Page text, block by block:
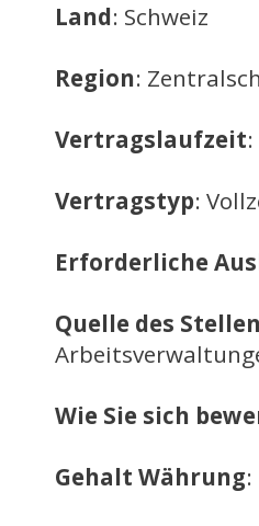
Land: Schweiz
Region:
Vertragslaufzeit
Vertragstyp:
Erforderliche
Quelle des
Wie Sie sich
Gehalt Währung: